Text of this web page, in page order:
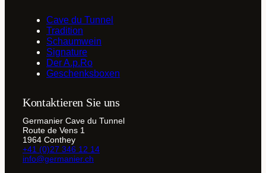
Cave du Tunnel
Tradition
Schaumwein
Signature
Der A.p.Ro
Geschenksboxen
Kontaktieren Sie uns
Germanier Cave du Tunnel
Route de Vens 1
1964 Conthey
+41 (0)27 346 12 14
info@germanier.ch